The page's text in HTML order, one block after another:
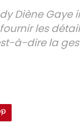
Diène
les
à-dire la